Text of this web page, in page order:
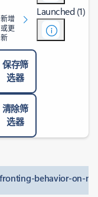
新增
或更
新
保存筛
选器
清除筛
选器
Launched (1)
behavior-on-